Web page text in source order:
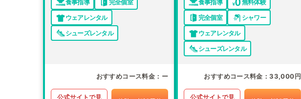
食事指導
完全個室
ウェアレンタル
シューズレンタル
おすすめコース料金 ー
公式サイトで見
食事指導
無料体験
完全個室
シャワー
ウェアレンタル
シューズレンタル
おすすめコース料金 33,000円
公式サイトで見